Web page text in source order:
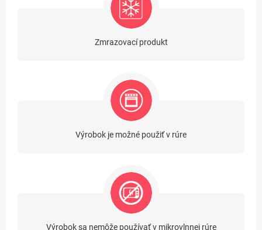
Zmrazovací produkt
Výrobok je možné použiť v rúre
Výrobok sa nemôže používať v mikrovlnnej rúre